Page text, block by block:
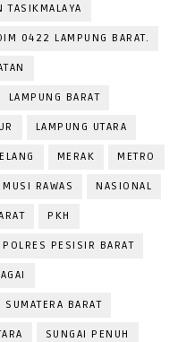
TASIKMALAYA
0422 LAMPUNG BARAT.
LAMPUNG BARAT
LAMPUNG UTARA
MERAK METRO
MUSI RAWAS NASIONAL
PKH
POLRES PESISIR BARAT
SUMATERA BARAT
SUNGAI PENUH